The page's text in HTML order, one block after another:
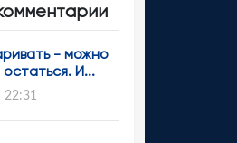
- можно
И...
22:31